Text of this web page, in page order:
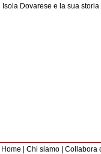
Isola Dovarese e la sua
Home Chi siamo Collabora